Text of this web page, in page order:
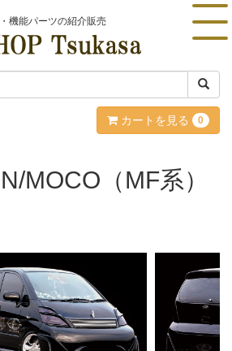
機能パーツの紹介販売
カートを見る 0
MOCO（MF系）